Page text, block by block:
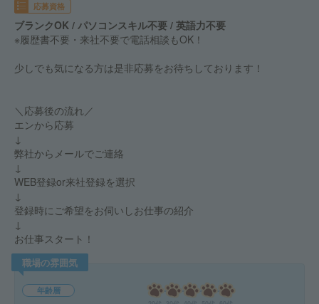
応募資格
ブランクOK / パソコンスキル不要 / 英語力不要
※履歴書不要・来社不要で電話相談もOK！
少しでも気になる方は是非応募をお待ちしております！
＼応募後の流れ／
エンから応募
↓
弊社からメールでご連絡
↓
WEB登録or来社登録を選択
↓
登録時にご希望をお伺いしお仕事の紹介
↓
お仕事スタート！
職場の雰囲気
年齢層